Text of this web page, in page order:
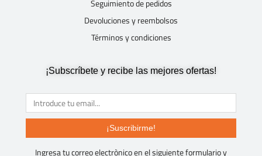
Seguimiento de pedidos
Devoluciones y reembolsos
Términos y condiciones
¡Subscríbete y recibe las mejores ofertas!
¡Suscribirme!
Ingresa tu correo electrònico en el siguiente formulario y